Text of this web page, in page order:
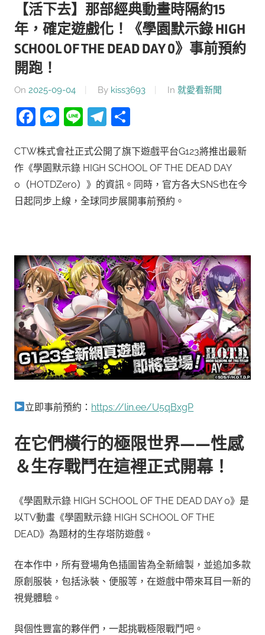
【活下去】那部經典動畫時隔約15
年，確定遊戲化！《學園默示錄 HIGH
SCHOOL OF THE DEAD DAY 0》事前預約
開跑！
On 2025-09-04 By kiss3693 In 就愛看新聞
Facebook
Messenger
LineTelegram
CTW株式會社正式公開了旗下遊戲平台G123將推出最新
作《學園默示錄 HIGH SCHOOL OF THE DEAD DAY
0（HOTDZero）》的資訊。同時，官方各大SNS也在今
日起同步上線，全球同步展開事前預約。
立即事前預約： https://lin.ee/U5qBxgP
在它們橫行的極限世界——性感
＆生存戰鬥在這裡正式開幕！
《學園默示錄 HIGH SCHOOL OF THE DEAD DAY 0》是
以TV動畫《學園默示錄 HIGH SCHOOL OF THE
DEAD》為題材的生存塔防遊戲。
在本作中，所有登場角色插圖皆為全新繪製，並追加多款
原創服裝，包括泳裝、便服等，在遊戲中帶來耳目一新的
視覺體驗。
與個性豐富的夥伴們，一起挑戰極限戰鬥吧。